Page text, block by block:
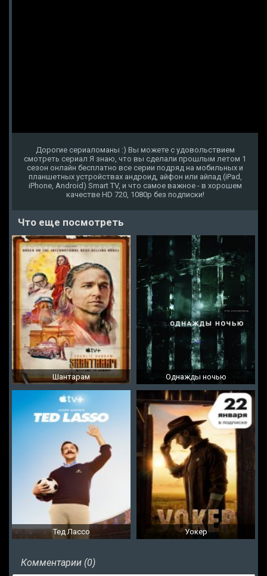
Дорогие сериаломаны :) Вы можете с удовольствием
смотреть сериал Я знаю, что вы сделали прошлым летом 1
сезон онлайн бесплатно все серии подряд на мобильных и
планшетных устройствах андроид, айфон или айпад (iPad,
iPhone, Android) Smart TV, и что самое важное - в хорошем
качестве HD 720, 1080p без подписки!
Что еще посмотреть
Шантарам Однажды ночью
Тед Лассо Уокер
Комментарии (0)